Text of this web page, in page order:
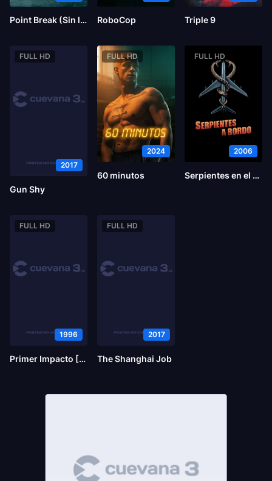
Point Break (Sin límites) RoboCop Triple 9
FULL HD
2017
Gun Shy
FULL HD
2024
60 minutos
FULL HD
2006
Serpientes en el avión
FULL HD
1996
Primer Impacto [Historia Policiaca 4]
FULL HD
2017
The Shanghai Job